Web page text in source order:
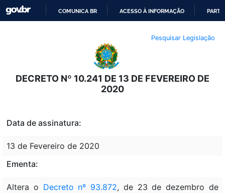
O
CONTEÚDO
COMUNICA BR ACESSO À INFORMAÇÃO
Pesquisar Legislação
DECRETO Nº 10.241 DE 13 DE FEVEREIRO DE
2020
Data de assinatura:
13 de Fevereiro de 2020
Ementa:
Altera o Decreto nº 93.872, de 23 de dezembro de